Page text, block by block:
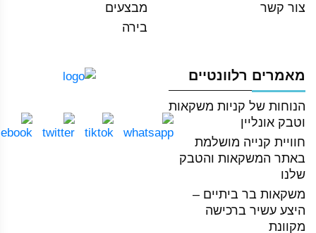
צור קשר
מבצעים
בירה
מאמרים רלוונטיים
הנוחות של קניות משקאות
וטבק אונליין
חוויית קנייה מושלמת
באתר המשקאות והטבק
שלנו
משקאות בר ביתיים –
היצע עשיר ברכישה
מקוונת